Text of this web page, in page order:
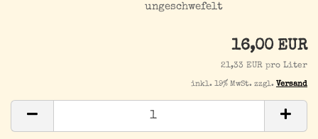
ungeschwefelt
16,00 EUR
21,33 EUR pro Liter
inkl. 19% MwSt. zzgl. Versand